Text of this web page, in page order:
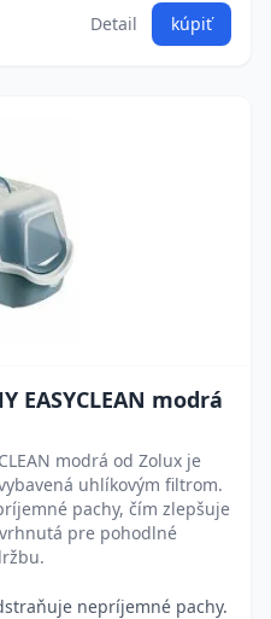
Detail kúpiť
EASYCLEAN modrá
modrá od Zolux je
uhlíkovým filtrom.
pachy, čím zlepšuje
pre pohodlné
nepríjemné pachy.